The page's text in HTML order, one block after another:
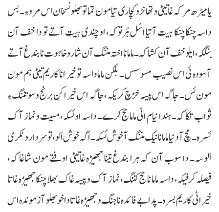
یا میڑھ مرکہ غاتیٹی و تھانڑو کچاری تیا مون تما تو بھلو نسخان اس مرو ءِ۔ بس
داسہ چنکا چنکا ہیت آتیا اسُل ہُرتوکہ، او چندی ہیت آتے تو دا خف آن
بنگکہ، ایلو خف آن کشاکہ۔ ماما نا اختہ مننگ آن شار و خاہوت نا بندغ آتے
آسودہ ئی اس نصیب مسوسس۔ بلکن ماما داسہ تو خیر انا کاریم تیٹی ہم مون
مون ئس۔ جاگہ اس پیسہ خڑچ کریکہ، جاگہ اس خیر اکن برنج و سو تننگ ءِ
ثواب تکاکہ۔ ہندا نیام اٹی ماما حج کرے۔ داسہ او ئسکہ، مسیت و نماز آک
ئسرہ۔ مچ آ دنیا ماما نا نیک مننگ آ خوش ئسکہ۔ اگہ خوش اَلو، تو سردار و ٹکری
اَلوسہ۔ دا سوب آن کہ ہرا بندغ تینا جھیڑہ غاتیٹی اوفتے مون شاغاکہ،
فیصلہ کرفیکہ، داسہ ماما نا حج کننگ، نماز آک و پیسہ غاک بھلا چنکا جھیڑہ غاتا
خیر اٹی کاریم بسرہ۔ پدا بے فائدہ نا جنگ و جھیڑہ غاتا داخو بھلو آزموندہ اس